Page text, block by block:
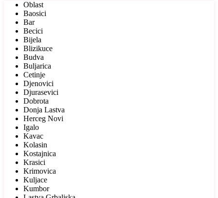
Oblast
Baosici
Bar
Becici
Bijela
Blizikuce
Budva
Buljarica
Cetinje
Djenovici
Djurasevici
Dobrota
Donja Lastva
Herceg Novi
Igalo
Kavac
Kolasin
Kostajnica
Krasici
Krimovica
Kuljace
Kumbor